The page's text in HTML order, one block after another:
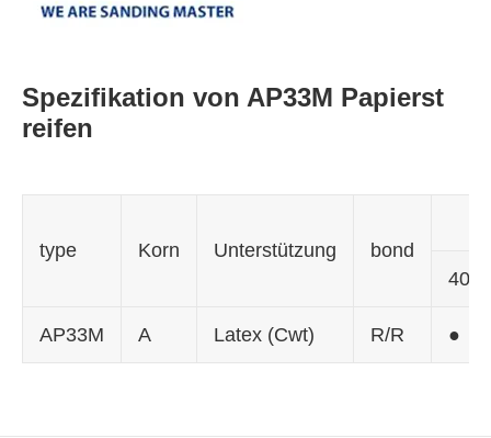
Spezifikation von AP33M Papierst
reifen
type Korn Unterstützung
bond
40
AP33M A Latex (Cwt) R/R ●